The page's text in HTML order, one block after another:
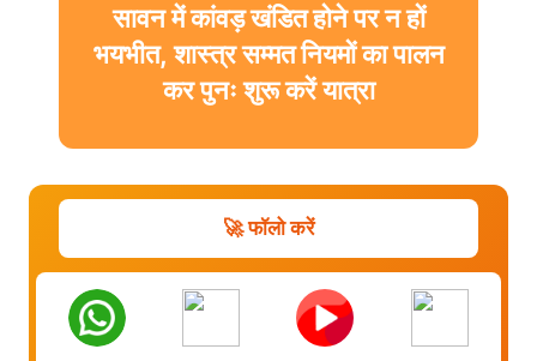
सावन में कांवड़ खंडित होने पर न हों
भयभीत, शास्त्र सम्मत नियमों का पालन
कर पुनः शुरू करें यात्रा
🚀 फॉलो करें